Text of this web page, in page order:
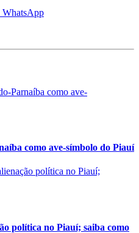
WhatsApp
como ave-símbolo do Piauí
política no Piauí; saiba como